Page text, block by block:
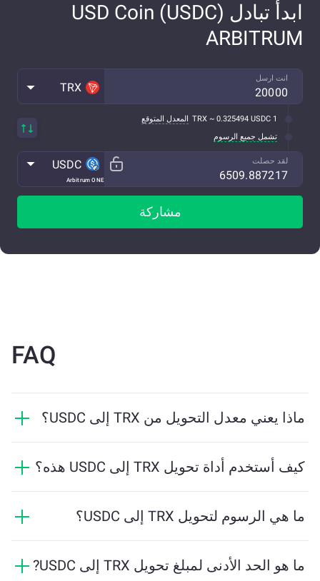
ابدأ تبادل USD Coin (USDC)
ARBITRUM
انت ارسل
TRX
1 TRX ~ 0.325494 USDC
المعدل المتوقع
تشمل جميع الرسوم
لقد حصلت
Arbitrum ONE
USDC
مشاركة
FAQ
ماذا يعني معدل التحويل من TRX إلى USDC؟
TRX. يتقلب هذا المعدل بناءً على ظروف السوق والعرض
كيف أستخدم أداة تحويل TRX إلى USDC هذه؟
الأداة بحساب الكمية التقديرية من USDC التي ستستلمها. ثم
ما هي الرسوم لتحويل TRX إلى USDC؟
السوق. تقدم ChangeNOW أسعارًا تنافسية دون رسومما هو الحد الأدنى لمبلغ تحويل TRX إلى USDC?